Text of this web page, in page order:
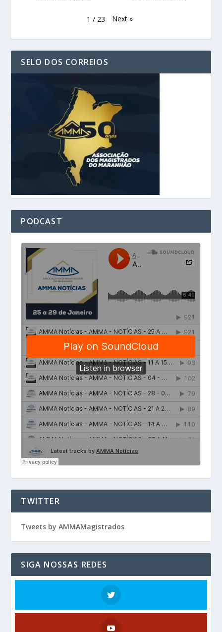
1 / 23 Next »
SELO DOS CORREIOS
PODCAST
TWITTER
Tweets by AMMAMagistrados
SIGA NOSSAS REDES